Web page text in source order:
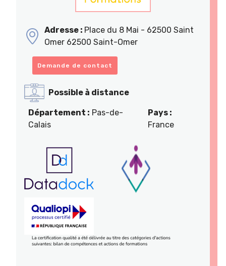
Adresse : Place du 8 Mai - 62500 Saint
Omer 62500 Saint-Omer
Demande de contact
Possible à distance
Département : Pas-de-
Calais
Pays :
France